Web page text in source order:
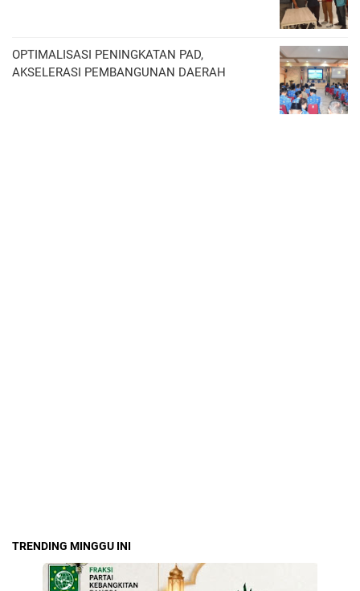
OPTIMALISASI PENINGKATAN PAD,
AKSELERASI PEMBANGUNAN DAERAH
TRENDING MINGGU INI